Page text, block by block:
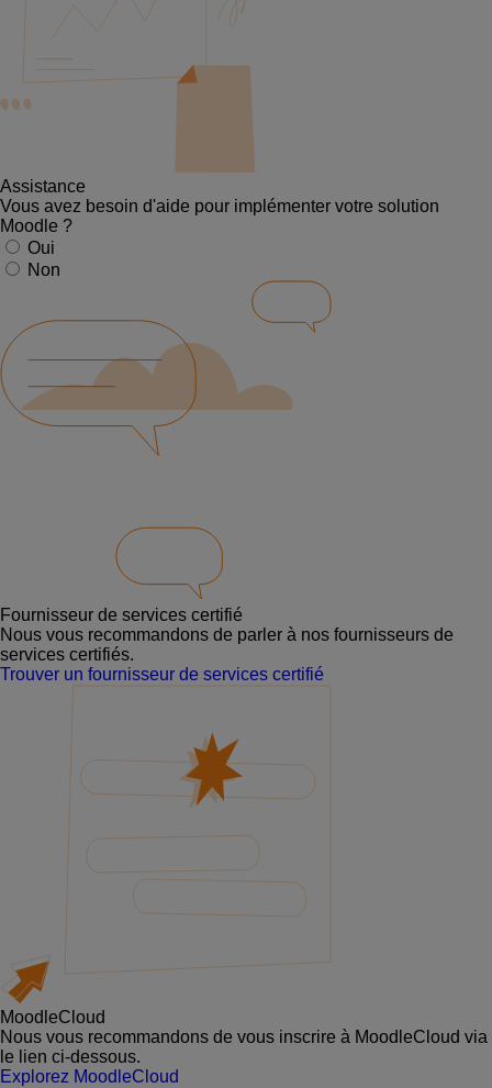
Assistance
Vous avez besoin d'aide pour implémenter votre solution
Moodle ?
Oui
Non
Fournisseur de services certifié
Nous vous recommandons de parler à nos fournisseurs de
services certifiés.
Trouver un fournisseur de services certifié
MoodleCloud
Nous vous recommandons de vous inscrire à MoodleCloud via
le lien ci-dessous.
Explorez MoodleCloud